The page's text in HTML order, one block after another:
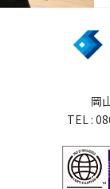
岡
TEL :